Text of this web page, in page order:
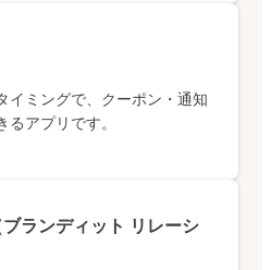
イミングで、クーポン・通知
るアプリです。
ランディット リレーシ